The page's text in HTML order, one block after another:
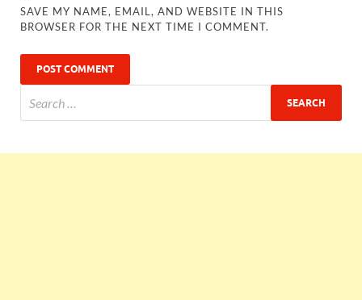
SAVE MY NAME, EMAIL, AND WEBSITE IN THIS
BROWSER FOR THE NEXT TIME I COMMENT.